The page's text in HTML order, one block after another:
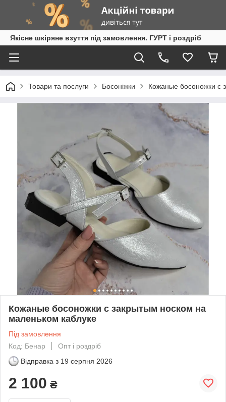
Якісне шкіряне взуття під замовлення. ГУРТ і роздріб
Товари та послуги Босоніжки Кожаные босоножки с
Кожаные босоножки с закрытым носком на
маленьком каблуке
Під замовлення
Код: Бенар
Опт і роздріб
Відправка з 19 серпня 2026
2 100 ₴